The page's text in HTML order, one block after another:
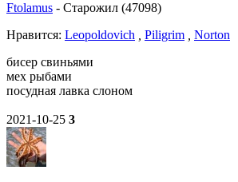
Ftolamus - Старожил (47098)
Нравитcя: Leopoldovich , Piligrim , Norton
бисер свиньями
мех рыбами
посудная лавка слоном
2021-10-25 3